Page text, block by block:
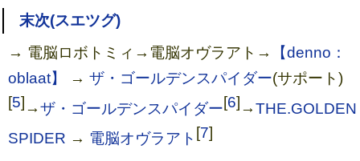
末次(スエツグ)
→ 電脳ロボトミィ→電脳オヴラアト→
【denno：
oblaat】
→ザ・ゴールデンスパイダー(サポート)
[5] →ザ・ゴールデンスパイダー[6] →THE.GOLDEN
SPIDER → 電脳オヴラアト [7]